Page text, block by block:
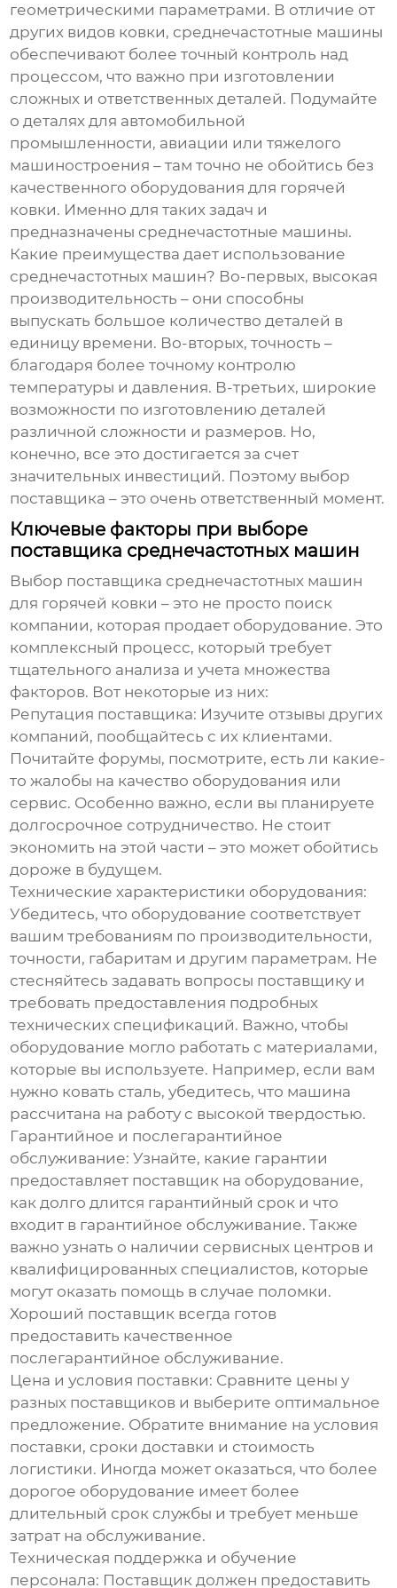
геометрическими параметрами. В отличие от
других видов ковки, среднечастотные машины
обеспечивают более точный контроль над
процессом, что важно при изготовлении
сложных и ответственных деталей. Подумайте
о деталях для автомобильной
промышленности, авиации или тяжелого
машиностроения – там точно не обойтись без
качественного оборудования для горячей
ковки. Именно для таких задач и
предназначены среднечастотные машины.
Какие преимущества дает использование
среднечастотных машин? Во-первых, высокая
производительность – они способны
выпускать большое количество деталей в
единицу времени. Во-вторых, точность –
благодаря более точному контролю
температуры и давления. В-третьих, широкие
возможности по изготовлению деталей
различной сложности и размеров. Но,
конечно, все это достигается за счет
значительных инвестиций. Поэтому выбор
поставщика – это очень ответственный момент.
Ключевые факторы при выборе
поставщика среднечастотных машин
Выбор поставщика среднечастотных машин
для горячей ковки – это не просто поиск
компании, которая продает оборудование. Это
комплексный процесс, который требует
тщательного анализа и учета множества
факторов. Вот некоторые из них:
Репутация поставщика: Изучите отзывы других
компаний, пообщайтесь с их клиентами.
Почитайте форумы, посмотрите, есть ли какие-
то жалобы на качество оборудования или
сервис. Особенно важно, если вы планируете
долгосрочное сотрудничество. Не стоит
экономить на этой части – это может обойтись
дороже в будущем.
Технические характеристики оборудования:
Убедитесь, что оборудование соответствует
вашим требованиям по производительности,
точности, габаритам и другим параметрам. Не
стесняйтесь задавать вопросы поставщику и
требовать предоставления подробных
технических спецификаций. Важно, чтобы
оборудование могло работать с материалами,
которые вы используете. Например, если вам
нужно ковать сталь, убедитесь, что машина
рассчитана на работу с высокой твердостью.
Гарантийное и послегарантийное
обслуживание: Узнайте, какие гарантии
предоставляет поставщик на оборудование,
как долго длится гарантийный срок и что
входит в гарантийное обслуживание. Также
важно узнать о наличии сервисных центров и
квалифицированных специалистов, которые
могут оказать помощь в случае поломки.
Хороший поставщик всегда готов
предоставить качественное
послегарантийное обслуживание.
Цена и условия поставки: Сравните цены у
разных поставщиков и выберите оптимальное
предложение. Обратите внимание на условия
поставки, сроки доставки и стоимость
логистики. Иногда может оказаться, что более
дорогое оборудование имеет более
длительный срок службы и требует меньше
затрат на обслуживание.
Техническая поддержка и обучение
персонала: Поставщик должен предоставить